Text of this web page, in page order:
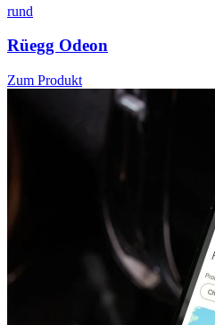
rund
Rüegg Odeon
Zum Produkt